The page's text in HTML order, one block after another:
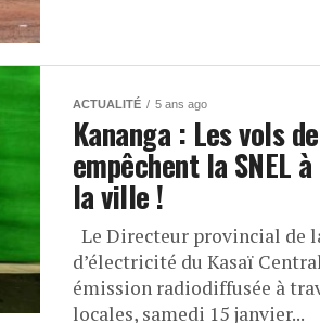
ACTUALITÉ 5 ans ago
Kananga : Les vols
empêchent la SNEL
la ville !
Le Directeur provincial de
d’électricité du Kasaï
émission radiodiffusée à
locales, samedi 15 janvier...